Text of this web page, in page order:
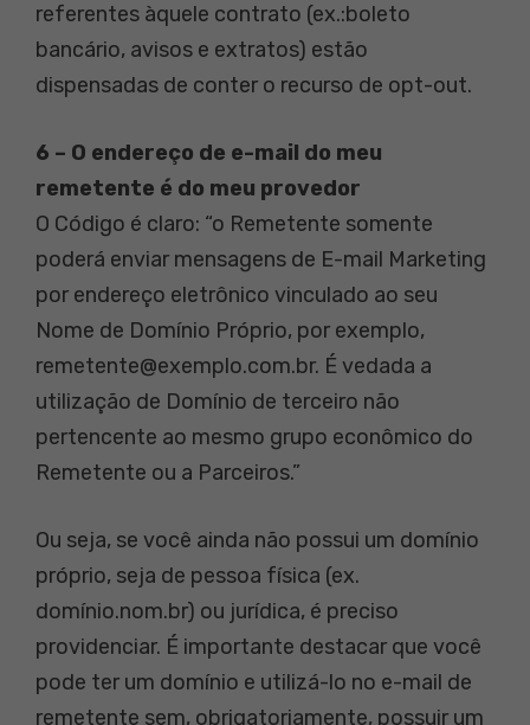
referentes àquele contrato (ex.:boleto
bancário, avisos e extratos) estão
dispensadas de conter o recurso de opt-out.
6 – O endereço de e-mail do meu
remetente é do meu provedor
O Código é claro: “o Remetente somente
poderá enviar mensagens de E-mail Marketing
por endereço eletrônico vinculado ao seu
Nome de Domínio Próprio, por exemplo,
remetente@exemplo.com.br. É vedada a
utilização de Domínio de terceiro não
pertencente ao mesmo grupo econômico do
Remetente ou a Parceiros.”
Ou seja, se você ainda não possui um domínio
próprio, seja de pessoa física (ex.
domínio.nom.br) ou jurídica, é preciso
providenciar. É importante destacar que você
pode ter um domínio e utilizá-lo no e-mail de
remetente sem, obrigatoriamente, possuir um